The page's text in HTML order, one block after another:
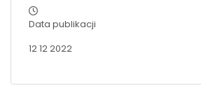
Data publikacji
12 12 2022